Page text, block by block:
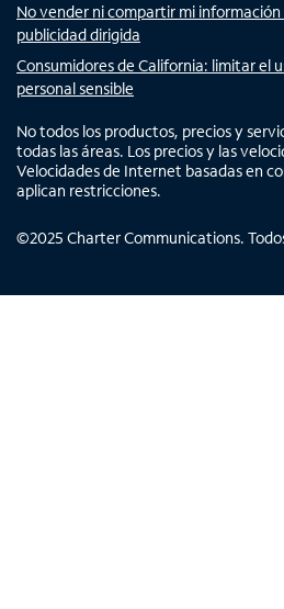
No vender ni compartir mi
publicidad dirigida
Consumidores de California: limitar el
personal sensible
No todos los productos, precios y
todas las áreas. Los precios y las
Velocidades de Internet basadas en
aplican restricciones.
©2025 Charter Communications.